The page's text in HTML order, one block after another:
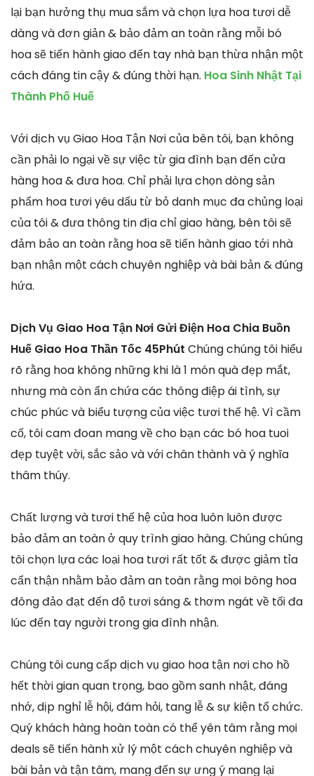
lại bạn hưởng thụ mua sắm và chọn lựa hoa tươi dễ
dàng và đơn giản & bảo đảm an toàn rằng mỗi bó
hoa sẽ tiến hành giao đến tay nhà bạn thừa nhận một
cách đáng tin cậy & đúng thời hạn. Hoa Sinh Nhật Tại
Thành Phố Huế
Với dịch vụ Giao Hoa Tận Nơi của bên tôi, bạn không
cần phải lo ngại về sự việc từ gia đình bạn đến cửa
hàng hoa & đưa hoa. Chỉ phải lựa chọn dòng sản
phẩm hoa tươi yêu dấu từ bỏ danh mục đa chủng loại
của tôi & đưa thông tin địa chỉ giao hàng, bên tôi sẽ
đảm bảo an toàn rằng hoa sẽ tiến hành giao tới nhà
bạn nhận một cách chuyên nghiệp và bài bản & đúng
hứa.
Dịch Vụ Giao Hoa Tận Nơi Gửi Điện Hoa Chia Buồn
Huế Giao Hoa Thần Tốc 45Phút Chúng chúng tôi hiểu
rõ rằng hoa không những khi là 1 món quà đẹp mắt,
nhưng mà còn ẩn chứa các thông điệp ái tình, sự
chúc phúc và biểu tượng của việc tươi thế hệ. Vì cầm
cố, tôi cam đoan mang về cho bạn các bó hoa tuoi
đẹp tuyệt vời, sắc sảo và với chân thành và ý nghĩa
thâm thúy.
Chất lượng và tươi thế hệ của hoa luôn luôn được
bảo đảm an toàn ở quy trình giao hàng. Chúng chúng
tôi chọn lựa các loại hoa tươi rất tốt & được giảm tỉa
cẩn thận nhằm bảo đảm an toàn rằng mọi bông hoa
đông đảo đạt đến độ tươi sáng & thơm ngát về tối đa
lúc đến tay người trong gia đình nhận.
Chúng tôi cung cấp dịch vụ giao hoa tận nơi cho hồ
hết thời gian quan trọng, bao gồm sanh nhật, đáng
nhớ, dịp nghỉ lễ hội, đám hỏi, tang lễ & sự kiện tổ chức.
Quý khách hàng hoàn toàn có thể yên tâm rằng mọi
deals sẽ tiến hành xử lý một cách chuyên nghiệp và
bài bản và tận tâm, mang đến sự ưng ý mang lại